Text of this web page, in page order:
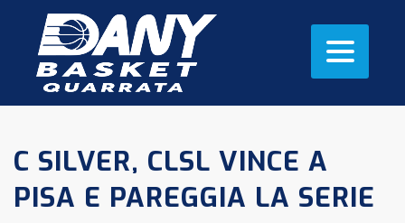
C SILVER, CLSL VINCE A
PISA E PAREGGIA LA SERIE